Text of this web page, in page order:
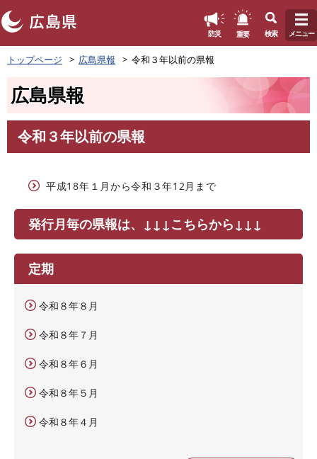
ペ
ー
頭
す
防災 重要 検索 メニュー
トップページ 広島県報 令和３年以前の県報
広島県報
文
令和３年以前の県報
平成18年１月から令和３年12月まで
発行月毎の県報は、↓↓↓こちらから↓↓↓
定期
令和８年８月
令和８年７月
令和８年６月
令和８年５月
令和８年４月